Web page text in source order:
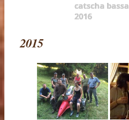
catscha bassa
2016
2015